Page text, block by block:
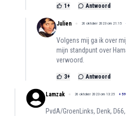
1 + Antwoord
Julien 26 oktober 2023 om 21:15
Volgens mij ga ik over
mijn standpunt over
verwoord.
3+ Antwoord
Lamzak 26 oktober 2023 om 13:25 +
PvdA/GroenLinks, Denk,